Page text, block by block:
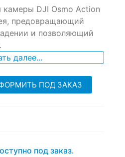
DJI Osmo Action
предовращающий
и позволяющий
далее...
ПОД ЗАКАЗ
под заказ.